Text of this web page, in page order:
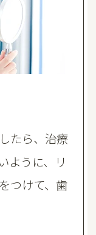
たら、治療
ように、リ
つけて、歯